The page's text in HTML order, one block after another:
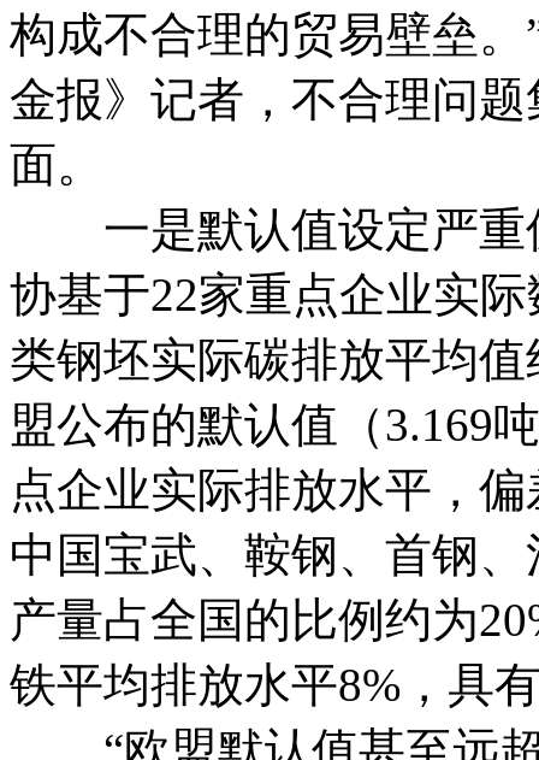
构成不合理的贸易壁垒
金报》记者，不合理问
面。
一是默认值设定严重
协基于22家重点企业实
类钢坯实际碳排放平均
盟公布的默认值（3.169
点企业实际排放水平，
中国宝武、鞍钢、首钢
产量占全国的比例约为
铁平均排放水平8%，具
“欧盟默认值甚至远超